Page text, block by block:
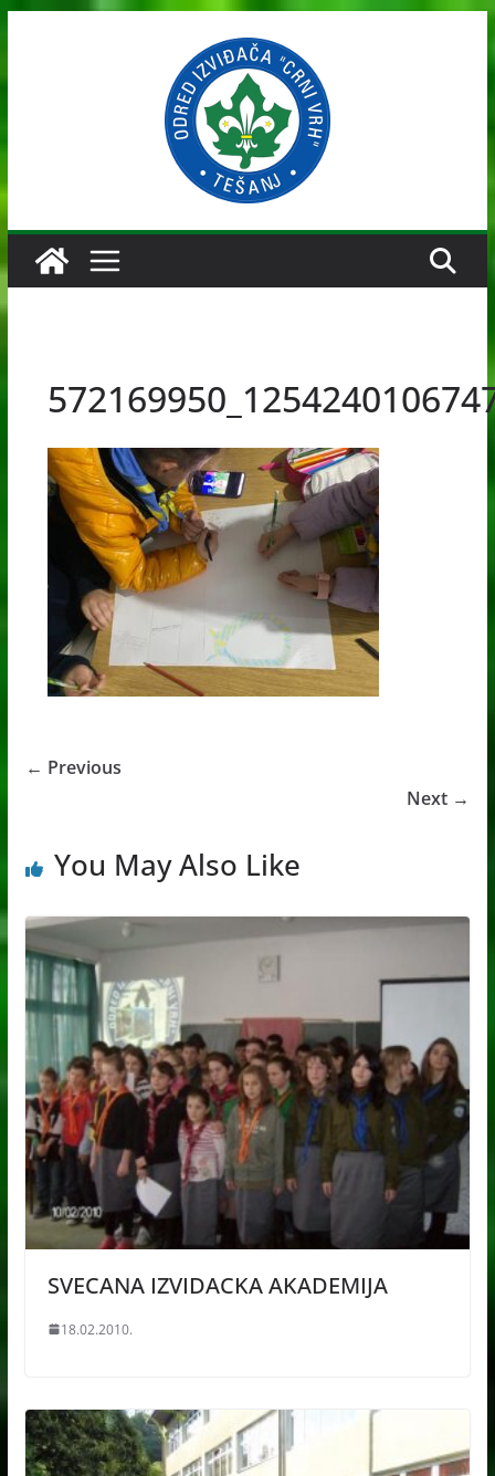
← Previous
Next →
You May Also Like
SVECANA IZVIDACKA AKADEMIJA
18.02.2010.